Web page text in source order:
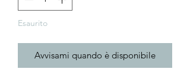
Esaurito
Avvisami quando è disponibile